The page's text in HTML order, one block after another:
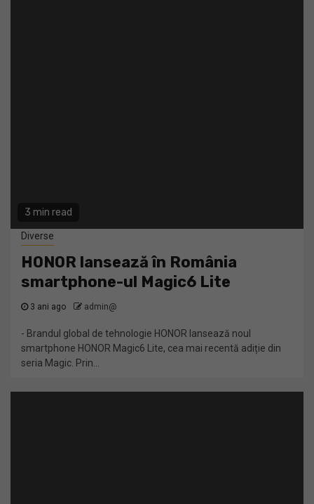
3 min read
Diverse
HONOR lansează în România
smartphone-ul Magic6 Lite
3 ani ago admin@
- Brandul global de tehnologie HONOR lansează noul
smartphone HONOR Magic6 Lite, cea mai recentă adiție din
seria Magic. Prin...